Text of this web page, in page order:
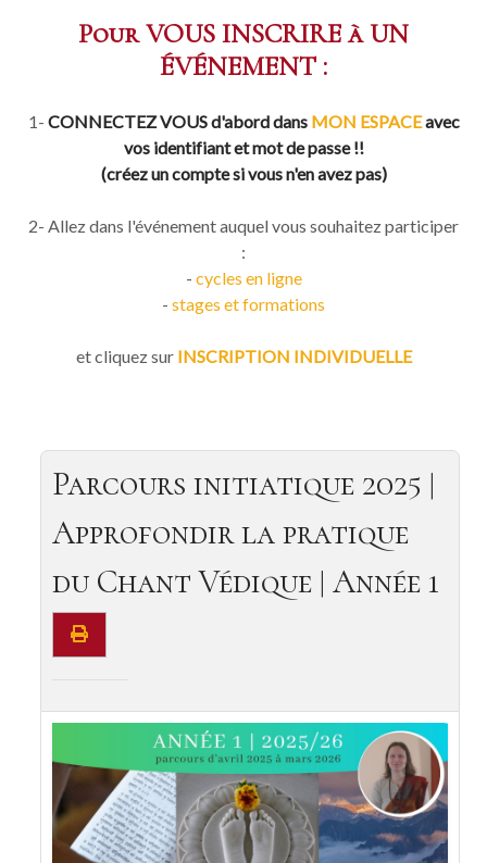
Pour VOUS INSCRIRE à UN
ÉVÉNEMENT :
1- CONNECTEZ VOUS d'abord dans MON ESPACEavec
vos identifiant et mot de passe !!
(créez un compte si vous n'en avez pas)
2- Allez dans l'événement auquel vous souhaitez participer
:
- cycles en ligne
- stages et formations
et cliquez surINSCRIPTION INDIVIDUELLE
Parcours initiatique 2025 |
Approfondir la pratique
du Chant Védique | Année 1